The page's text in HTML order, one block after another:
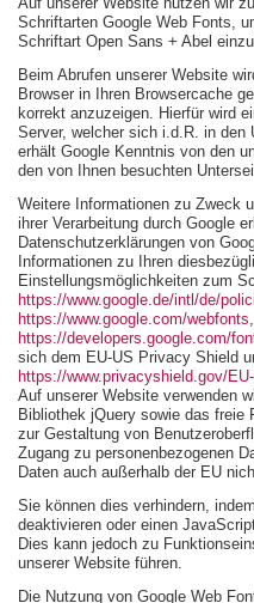
Schriftarten Google Web Fonts,
Schriftart Open Sans + Abel
Beim Abrufen unserer Website
Browser in Ihren Browsercache
korrekt anzuzeigen. Hierfür wird
Server, welcher sich i.d.R. in den
erhält Google Kenntnis von den
den von Ihnen besuchten
Weitere Informationen zu Zweck
ihrer Verarbeitung durch Google
Datenschutzerklärungen von
Informationen zu Ihren
Einstellungsmöglichkeiten zum
https://www.google.de/intl/de/
https://www.google.com/webfonts,
https://developers.google.com/
sich dem EU-US Privacy Shield
https://www.privacyshield.gov/
Auf unserer Website verwenden
Bibliothek jQuery sowie das freie
zur Gestaltung von
Zugang zu personenbezogenen
Daten auch außerhalb der EU
Sie können dies verhindern,
deaktivieren oder einen
Dies kann jedoch zu
unserer Website führen.
Die Nutzung von Google Web